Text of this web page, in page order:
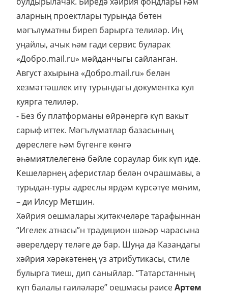
аларның проектлары турында бөтен
мәгълүматны биреп барырга телиләр. Иң
уңайлы, ачык һәм гади сервис буларак
«Добро.mail.ru» мәйданчыгы сайланган.
Август ахырына «Добро.mail.ru» белән
хезмәттәшлек итү турындагы документка кул
куярга телиләр.
- Без бу платформаны өйрәнергә күп вакыт
сарыф иттек. Мәгълүматлар базасының
дөреслеге һәм бүгенге көнгә
әһәмиятлелегенә бәйле сораулар бик күп иде.
Кешеләрнең аферистлар белән очрашмавы, ә
турыдан-туры адреслы ярдәм күрсәтүе мөһим,
– ди Илсур Метшин.
Хәйрия оешмалары җитәкчеләре тарафыннан
“Игелек атнасы”н традицион шәһәр чарасына
әверелдерү теләге дә бар. Шуңа да Казандагы
хәйрия хәрәкәтенең үз атрибутикасы, стиле
булырга тиеш, дип саныйлар. “Татарстанның
күп балалы гаиләләре” оешмасы рәисеАртем